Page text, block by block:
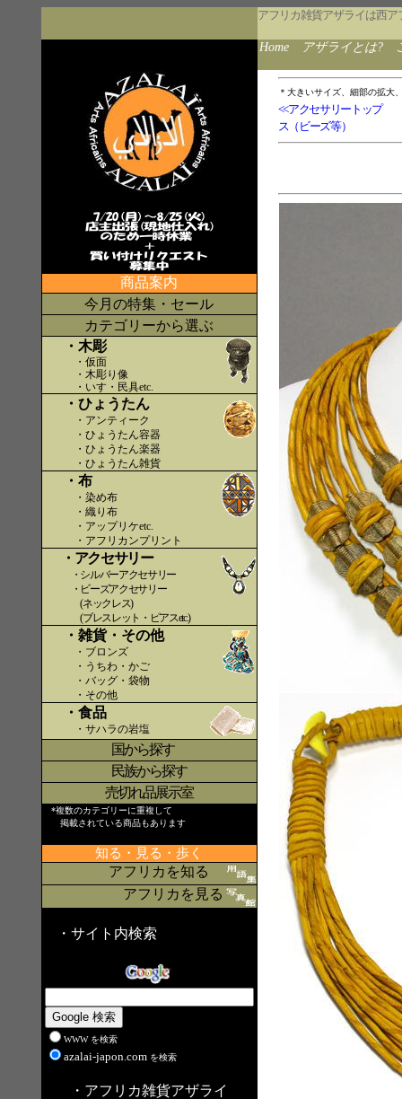
アフリカ雑貨アザライは西
Home アザライとは?
商品案内
今月の特集・セール
カテゴリーから選ぶ
・木彫
・仮面
・木彫り像
・いす・民具etc.
・ひょうたん
・アンティーク
・ひょうたん容器
・ひょうたん楽器
・ひょうたん雑貨
・布
・染め布
・織り布
・アップリケetc.
・アフリカンプリント
・アクセサリー
・シルバーアクセサリー
・ビーズアクセサリー
(ネックレス)
(ブレスレット・ピアスetc.)
・雑貨・その他
・ブロンズ
・うちわ・かご
・バッグ・袋物
・その他
・食品
・サハラの岩塩
国から探す〇
民族から探す
売切れ品展示室
*複数のカテゴリーに重複して
掲載されている商品もあります
知る・見る・歩く
アフリカを知る
アフリカを見る
・サイト内検索
WWW を検索
azalai-japon.com を検索
・アフリカ雑貨アザライ
＊大きいサイズ、細部の拡大
<<アクセサリートップ
ス（ビーズ等）